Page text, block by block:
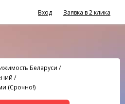
Вход Заявка в 2 клика
Беларуси /
/
(Срочно!)